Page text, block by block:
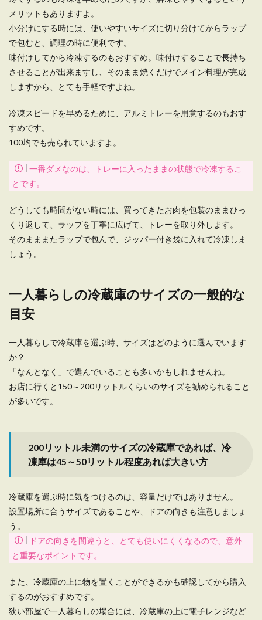
メリットもありますよ。
小分けにする時には、使いやすいサイズに切り分けてからラップ
で包むと、調理の時に便利です。
味付けしてから冷凍するのもおすすめ。味付けすることで長持ち
させることが出来ますし、そのまま焼くだけでメイン料理が完成
しますから、とても手軽ですよね。
冷凍スピードを早めるために、アルミトレーを用意するのもおす
すめです。
100均でも売られていますよ。
一番ダメなのは、トレーに入ったままの状態で冷凍するこ
とです。
どうしても時間がない時には、買ってきたお肉を包装のままひっ
くり返して、ラップを丁寧に広げて、トレーを取り外します。
そのまままたラップで包んで、ジッパー付き袋に入れて冷凍しま
しょう。
一人暮らしの冷蔵庫のサイズの一般的な
目安
一人暮らしで冷蔵庫を選ぶ時、サイズはどのように選んでいます
か？
「なんとなく」で選んでいることも多いかもしれませんね。
お店に行くと150～200リットルくらいのサイズを勧められること
が多いです。
200リットル未満のサイズの冷蔵庫であれば、冷
凍庫は45～50リットル程度あれば大きい方
冷蔵庫を選ぶ時に気をつけるのは、容量だけではありません。
設置場所に合うサイズであることや、ドアの向きも注意しましょ
う。
ドアの向きを間違うと、とても使いにくくなるので、意外
と重要なポイントです。
また、冷蔵庫の上に物を置くことができるかも確認してから購入
するのがおすすめです。
狭い部屋で一人暮らしの場合には、冷蔵庫の上に電子レンジなど